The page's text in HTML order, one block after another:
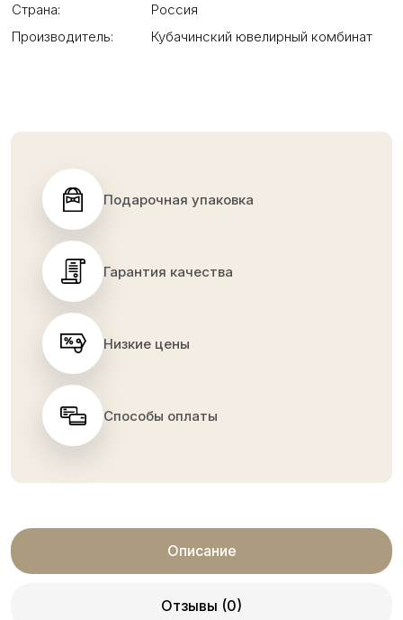
Страна:
Россия
Производитель:
Кубачинский ювелирный комбинат
Подарочная упаковка
Гарантия качества
Низкие цены
Способы оплаты
Описание
Отзывы (0)